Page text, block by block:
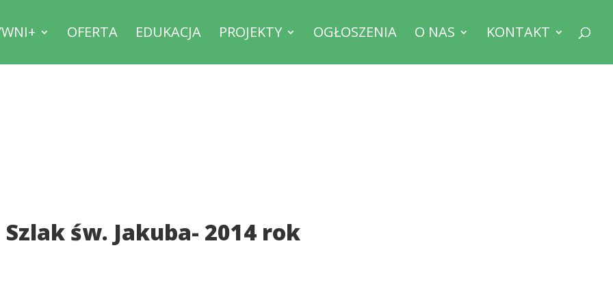
OFERTA EDUKACJA PROJEKTY OGŁOSZENIA O NAS KONTAKT
Szlak św. Jakuba- 2014 rok